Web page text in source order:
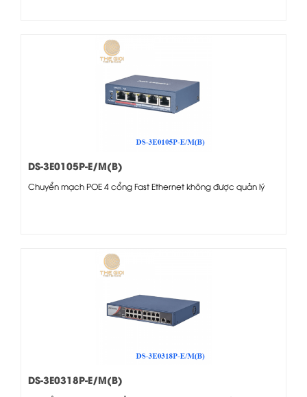
DS-3E0105P-E/M(B)
Chuyển mạch POE 4 cổng Fast Ethernet không được quản lý
DS-3E0318P-E/M(B)